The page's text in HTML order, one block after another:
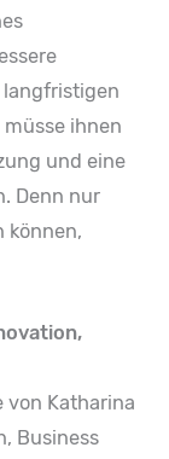
müsse ihnen
und eine
Denn nur
können,
von Katharina
Business